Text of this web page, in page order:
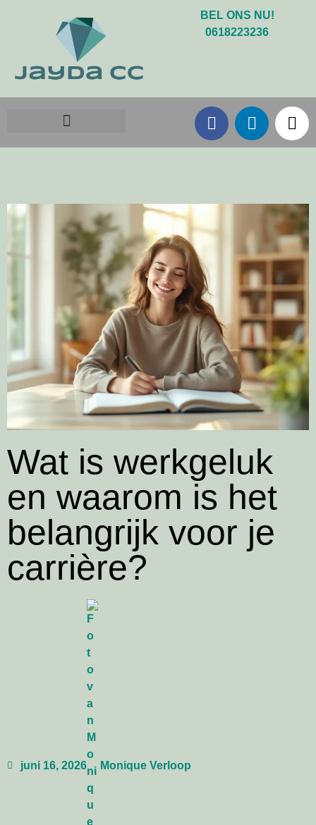
BEL ONS NU!
0618223236
Wat is werkgeluk
en waarom is het
belangrijk voor je
carrière?
juni 16, 2026 Monique Verloop